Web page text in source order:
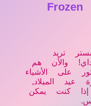
تريد
والأن هم
على الأشياء
عيد الميلاد,
كنت يمكن